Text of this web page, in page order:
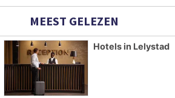
MEEST GELEZEN
Hotels in Lelystad